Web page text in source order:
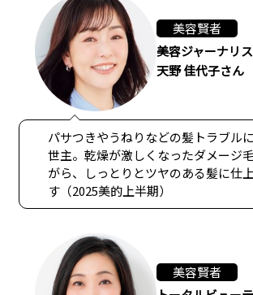
美容賢者
美容ジャーナリ
天野 佳代子さん
パサつきやうねりなどの髪トラブル
世主。乾燥が激しくなったダメージ
がら、しっとりとツヤのある髪に仕
す（2025美的上半期）
美容賢者